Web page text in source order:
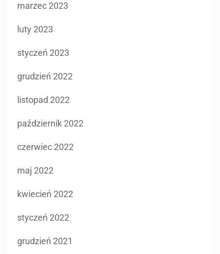
marzec 2023
luty 2023
styczeń 2023
grudzień 2022
listopad 2022
październik 2022
czerwiec 2022
maj 2022
kwiecień 2022
styczeń 2022
grudzień 2021